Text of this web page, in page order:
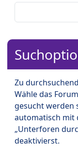
Zu
Wähle das
gesucht werden
automatisch mit
„Unterforen
deaktivierst.